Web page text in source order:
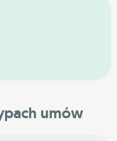
umów